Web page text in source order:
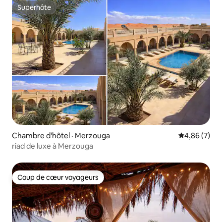
Superhôte
Superhôte
Chambre d'hôtel · Merzouga Note
4,86 (7)
riad de luxe à Merzouga
Coup de cœur voyageurs
Coup de cœur voyageurs